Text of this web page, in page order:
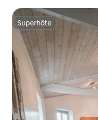
Superhôte
Superhôte